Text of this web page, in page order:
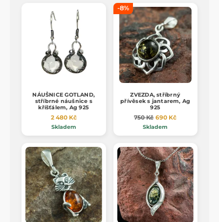
NÁUŠNICE GOTLAND,
stříbrné náušnice s
kříšťálem, Ag 925
2 480 Kč
Skladem
-8%
ZVEZDA, stříbrný
přívěsek s jantarem, Ag
925
750 Kč 690 Kč
Skladem